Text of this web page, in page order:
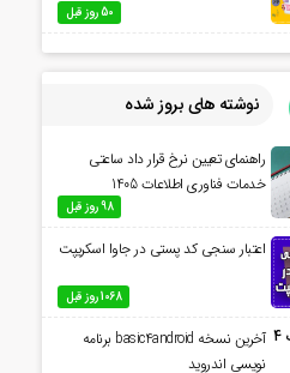
50 روز قبل
نوشته های بروز شده
راهنمای تعیین نرخ قرار داد ساعتی
خدمات فناوری اطلاعات 1405
98 روز قبل
اعتبار سنجی کد پستی در جاوا اسکریپت
1068 روز قبل
آخرین نسخه basic4android برنامه
نویسی اندروید